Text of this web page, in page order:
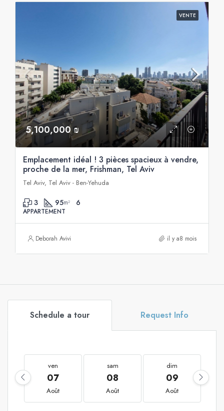
VENTE
5,100,000 ₪
Emplacement idéal ! 3 pièces spacieux à vendre,
proche de la mer, Frishman, Tel Aviv
Tel Aviv, Tel Aviv - Ben-Yehuda
3 95m² 6
APPARTEMENT
Deborah Avivi il y a8 mois
Schedule a tour Request Info
ven
07
Août
sam
08
Août
dim
09
Août